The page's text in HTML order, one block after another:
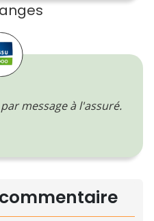
message à l'assuré.